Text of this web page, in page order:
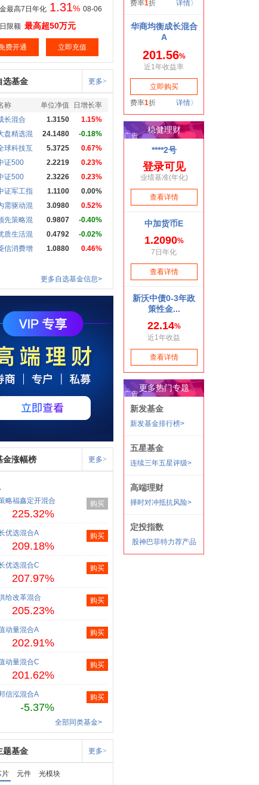
最高7日年化 1.31% 08-06
限额 最高超50万元
费开通 立即充值
选基金 更多>
称 单位净值
日增长率
长混合
1.3150
1.15%
盘精选混
24.1480
-0.18%
球科技互
5.3725
0.67%
证500
2.2219
0.23%
证500
2.3226
0.23%
证军工指
1.1100
0.00%
需驱动混
3.0980
0.52%
先策略混
0.9807
-0.40%
质生活混
0.4792
-0.02%
信消费增
1.0880 0.46%
更多自选基金信息>
金涨幅榜 更多>
略福鑫定开混合
225.32%
购买
优选混合A
209.18%
购买
优选混合C
207.97%
购买
给改革混合
205.23%
购买
动量混合A
202.91%
购买
动量混合C
201.62%
购买
信泓混合A
-5.37%
购买
全部同类基金>
题基金 更多>
片 元件
光模块